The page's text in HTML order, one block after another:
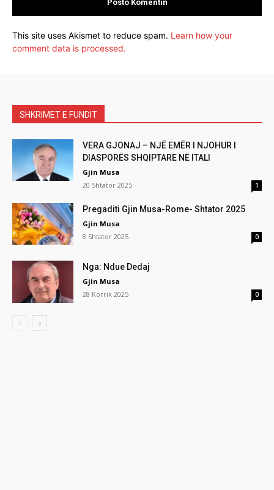
This site uses Akismet to reduce spam. Learn how your
comment data is processed.
SHKRIMET E FUNDIT
VERA GJONAJ – NJË EMËR I NJOHUR I
DIASPORËS SHQIPTARE NË ITALI
Gjin Musa
20 Shtator 2025
1
Pregaditi Gjin Musa-Rome- Shtator 2025
Gjin Musa
8 Shtator 2025
0
Nga: Ndue Dedaj
Gjin Musa
28 Korrik 2025
0